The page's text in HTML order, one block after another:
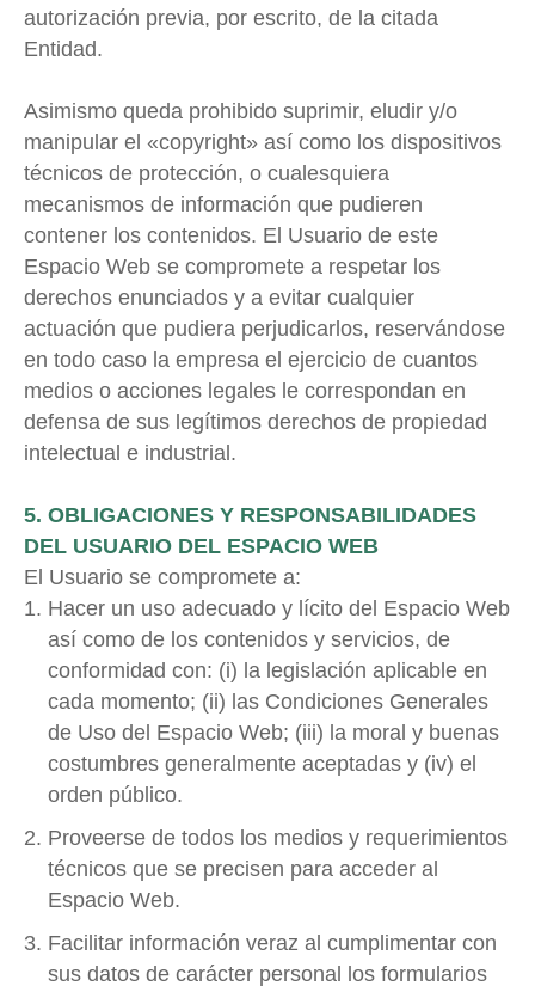
autorización previa, por escrito, de la citada
Entidad.
Asimismo queda prohibido suprimir, eludir y/o
manipular el «copyright» así como los dispositivos
técnicos de protección, o cualesquiera
mecanismos de información que pudieren
contener los contenidos. El Usuario de este
Espacio Web se compromete a respetar los
derechos enunciados y a evitar cualquier
actuación que pudiera perjudicarlos, reservándose
en todo caso la empresa el ejercicio de cuantos
medios o acciones legales le correspondan en
defensa de sus legítimos derechos de propiedad
intelectual e industrial.
5. OBLIGACIONES Y RESPONSABILIDADES
DEL USUARIO DEL ESPACIO WEB
El Usuario se compromete a:
Hacer un uso adecuado y lícito del Espacio Web
así como de los contenidos y servicios, de
conformidad con: (i) la legislación aplicable en
cada momento; (ii) las Condiciones Generales
de Uso del Espacio Web; (iii) la moral y buenas
costumbres generalmente aceptadas y (iv) el
orden público.
Proveerse de todos los medios y requerimientos
técnicos que se precisen para acceder al
Espacio Web.
Facilitar información veraz al cumplimentar con
sus datos de carácter personal los formularios